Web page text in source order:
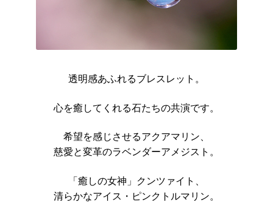
透明感あふれるブレスレット。
心を癒してくれる石たちの共演です。
希望を感じさせるアクアマリン、
慈愛と変革のラベンダーアメジスト。
「癒しの女神」クンツァイト、
清らかなアイス・ピンクトルマリン。